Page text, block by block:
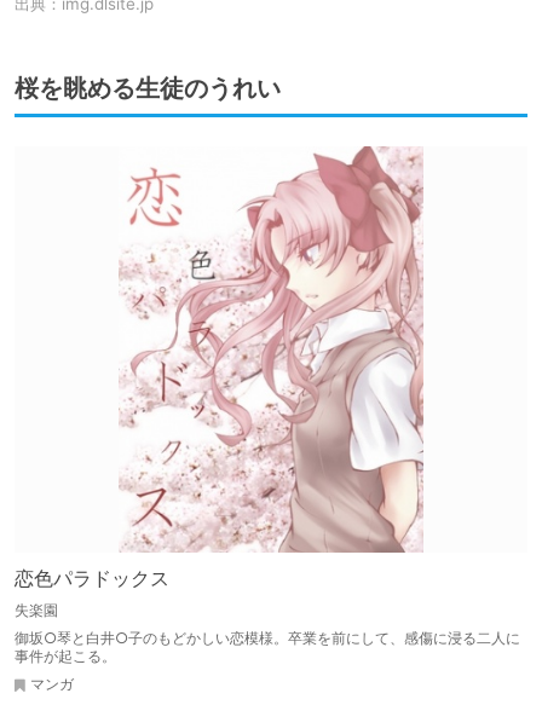
出典： img.dlsite.jp
桜を眺める生徒のうれい
恋色パラドックス
失楽園
御坂○琴と白井○子のもどかしい恋模様。卒業を前にして、感傷に浸る二人に
事件が起こる。
マンガ